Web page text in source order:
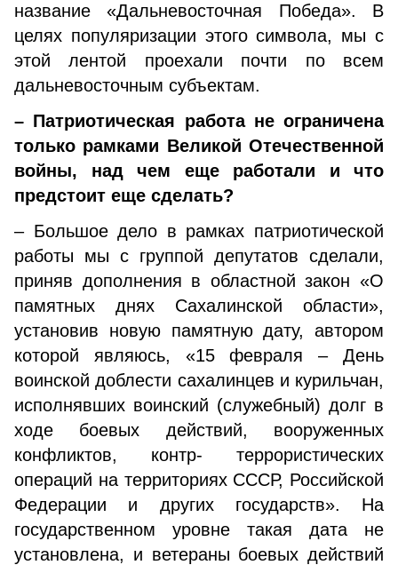
название «Дальневосточная Победа». В
целях популяризации этого символа, мы с
этой лентой проехали почти по всем
дальневосточным субъектам.
– Патриотическая работа не ограничена
только рамками Великой Отечественной
войны, над чем еще работали и что
предстоит еще сделать?
– Большое дело в рамках патриотической
работы мы с группой депутатов сделали,
приняв дополнения в областной закон «О
памятных днях Сахалинской области»,
установив новую памятную дату, автором
которой являюсь, «15 февраля – День
воинской доблести сахалинцев и курильчан,
исполнявших воинский (служебный) долг в
ходе боевых действий, вооруженных
конфликтов, контр- террористических
операций на территориях СССР, Российской
Федерации и других государств». На
государственном уровне такая дата не
установлена, и ветераны боевых действий